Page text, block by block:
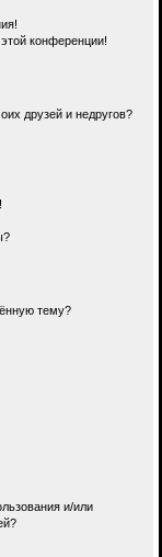
конференции!
друзей и недругов?
тему?
и/или